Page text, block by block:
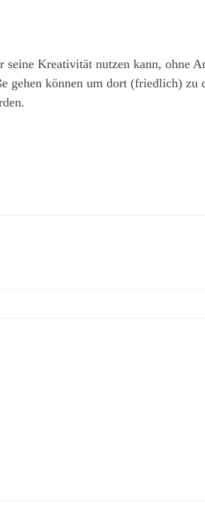
seine Kreativität nutzen kann, ohne
gehen können um dort (friedlich) zu